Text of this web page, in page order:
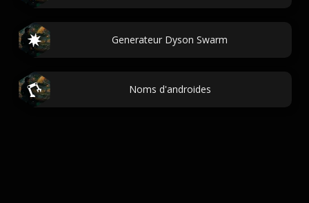
Generateur Dyson Swarm
Noms d'androides